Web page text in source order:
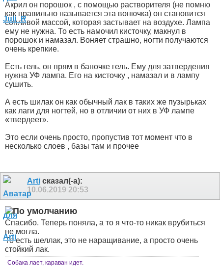
Акрил он порошок , с помощью растворителя (не помню
как правильно называется эта вонючка) он становится
сопливой массой, которая застывает на воздухе. Лампа
ему не нужна. То есть намочил кисточку, макнул в
порошок и намазал. Воняет страшно, ногти получаются
очень крепкие.
Есть гель, он прям в баночке гель. Ему для затвердения
нужна УФ лампа. Его на кисточку , намазал и в лампу
сушить.
А есть шилак он как обычный лак в таких же пузырьках
как лаги для ногтей, но в отличии от них в УФ лампе
«твердеет».
Это если очень просто, пропустив тот момент что в
несколько слоев , базы там и прочее
Arti сказал(-а):
10.06.2019 20:53
Спасибо. Теперь поняла, а то я что-то никак врубиться
не могла.
То есть шеллак, это не наращивание, а просто очень
стойкий лак.
Собака лает, караван идет.